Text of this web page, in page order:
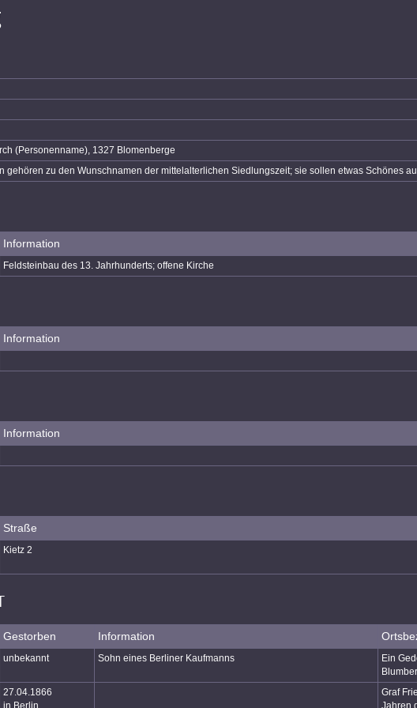
(Personenname), 1327 Blomenberge
gehören zu den Wunschnamen der mittelalterlichen Siedlungszeit; sie sollen etwas Schönes
Information
Feldsteinbau des 13. Jahrhunderts; offene Kirche
Information
Information
Straße
Kietz 2
Gestorben Information
unbekannt Sohn eines Berliner Kaufmanns
Ein
27.04.1866
in Berlin
Graf
Jahren